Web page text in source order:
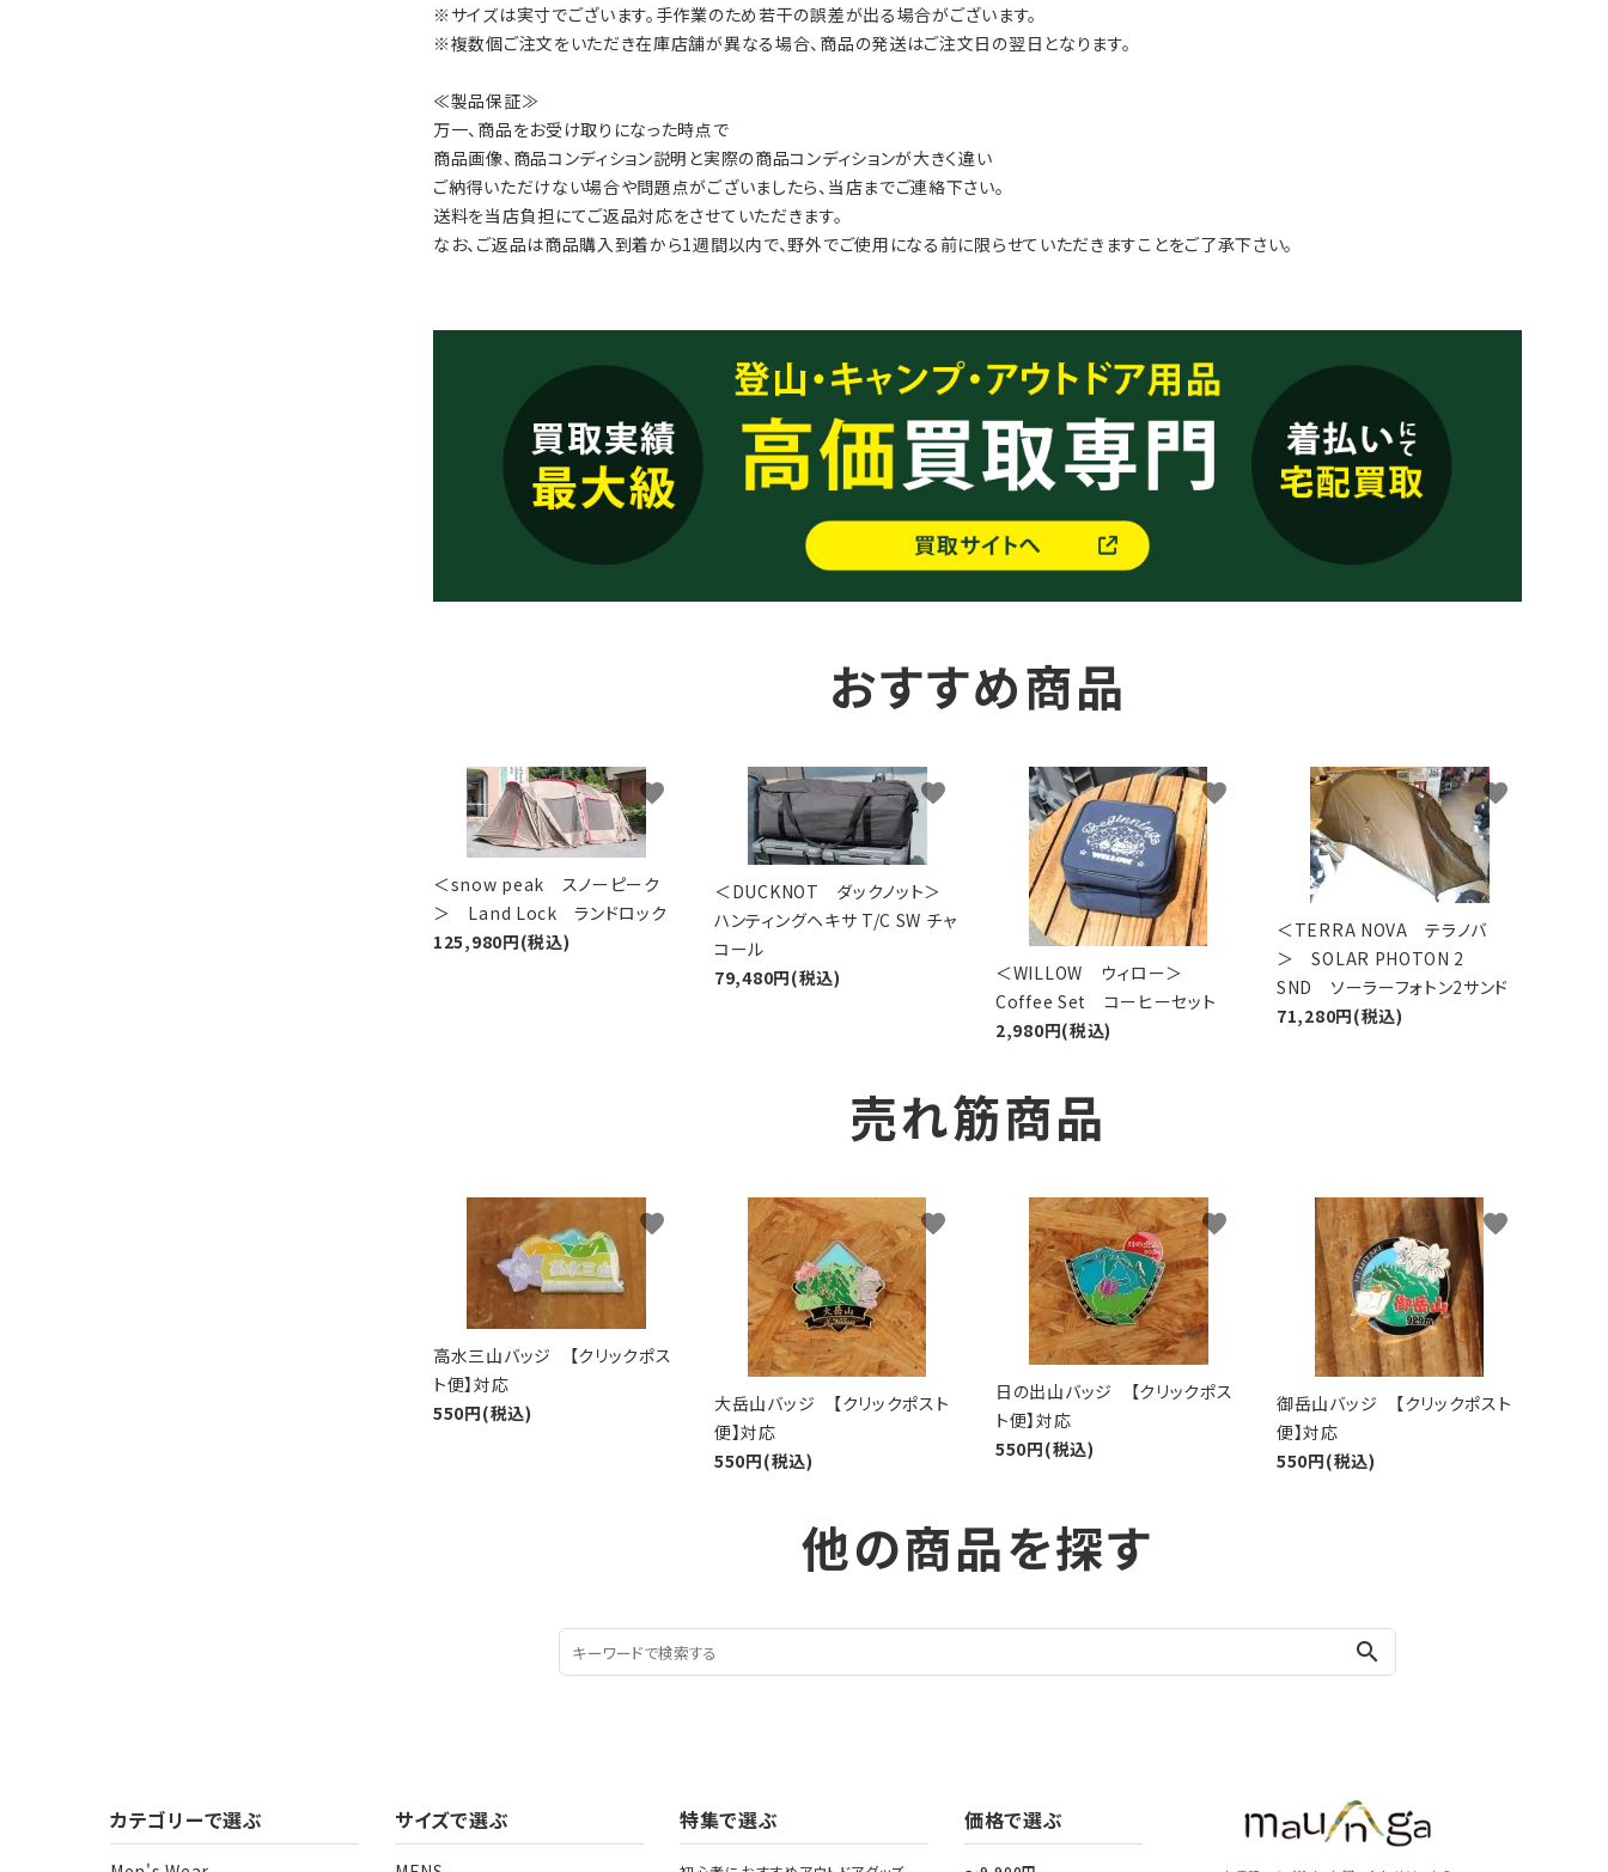
※サイズは実寸でございます。手作業のため若干の誤差が出る場合がございます。
※複数個ご注文をいただき在庫店舗が異なる場合、商品の発送はご注文日の翌日となります。
≪製品保証≫
万一、商品をお受け取りになった時点で
商品画像、商品コンディション説明と実際の商品コンディションが大きく違い
ご納得いただけない場合や問題点がございましたら、当店までご連絡下さい。
送料を当店負担にてご返品対応をさせていただきます。
なお、ご返品は商品購入到着から1週間以内で、野外でご使用になる前に限らせていただきますことをご了承下さい。
おすすめ商品
＜snow peak スノーピーク
＞ Land Lock ランドロック
125,980円(税込)
favorite
＜DUCKNOT ダックノット＞
ハンティングヘキサ T/C SW チャ
コール
79,480円(税込)
favorite
＜WILLOW ウィロー＞
Coffee Set コーヒーセット
2,980円(税込)
favorite
＜TERRA NOVA テラノバ
＞ SOLAR PHOTON 2
SND ソーラーフォトン2サンド
71,280円(税込)
favorite
売れ筋商品
高水三山バッジ 【クリックポス
ト便】対応
550円(税込)
favorite
大岳山バッジ 【クリックポスト
便】対応
550円(税込)
favorite
日の出山バッジ 【クリックポス
ト便】対応
550円(税込)
favorite
御岳山バッジ 【クリックポスト
便】対応
550円(税込)
favorite
他の商品を探す
search
カテゴリーで選ぶ サイズで選ぶ 特集で選ぶ 価格で選ぶ